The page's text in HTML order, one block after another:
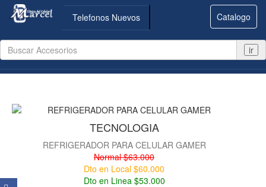
Telefonos Nuevos Catalogo
ir
TECNOLOGIA
REFRIGERADOR PARA CELULAR GAMER
Normal $63.000
Dto en Local $60.000
Dto en Linea $53.000